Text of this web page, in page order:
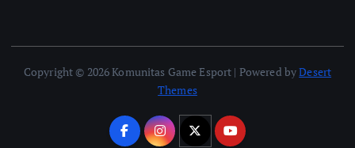
Copyright © 2026 Komunitas Game Esport | Powered byDesert
Themes